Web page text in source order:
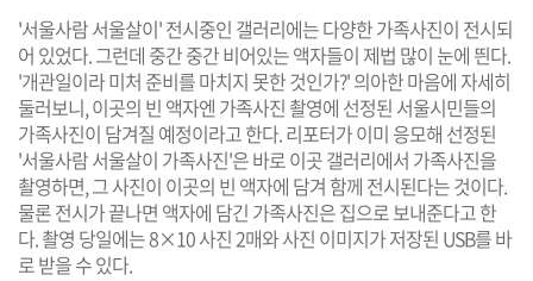
'서울사람 서울살이' 전시중인 갤러리에는 다양한 가족사진이 전시되
어 있었다. 그런데 중간 중간 비어있는 액자들이 제법 많이 눈에 띈다.
'개관일이라 미처 준비를 마치지 못한 것인가?' 의아한 마음에 자세히
둘러보니, 이곳의 빈 액자엔 가족사진 촬영에 선정된 서울시민들의
가족사진이 담겨질 예정이라고 한다. 리포터가 이미 응모해 선정된
'서울사람 서울살이 가족사진'은 바로 이곳 갤러리에서 가족사진을
촬영하면, 그 사진이 이곳의 빈 액자에 담겨 함께 전시된다는 것이다.
물론 전시가 끝나면 액자에 담긴 가족사진은 집으로 보내준다고 한
다. 촬영 당일에는 8×10 사진 2매와 사진 이미지가 저장된 USB를 바
로 받을 수 있다.